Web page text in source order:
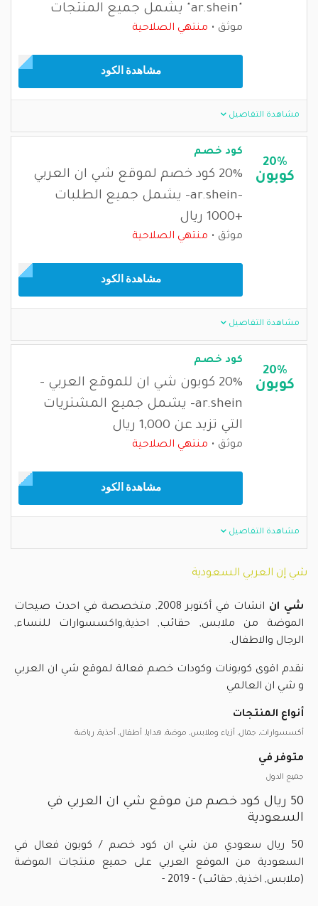
"ar.shein" يشمل جميع المنتجات
موثق منتهي الصلاحية
مشاهدة الكود
مشاهدة التفاصيل
20%
كوبون
كود خصم
20% كود خصم لموقع شي ان العربي
-ar.shein- يشمل جميع الطلبات
+1000 ريال
موثق منتهي الصلاحية
مشاهدة الكود
مشاهدة التفاصيل
20%
كوبون
كود خصم
20% كوبون شي ان للموقع العربي -
ar.shein- يشمل جميع المشتريات
التي تزيد عن 1,000 ريال
موثق منتهي الصلاحية
مشاهدة الكود
مشاهدة التفاصيل
شي إن العربي السعودية
شي ان
انشات في أكتوبر 2008, متخصصة في احدث صيحات
الموضة من ملابس, حقائب, احذية,واكسسوارات للنساء,
الرجال والاطفال.
نقدم اقوى كوبونات وكودات خصم فعالة لموقع شي ان العربي
و شي ان العالمي
أنواع المنتجات
أكسسوارات, جمال, أزياء وملابس, موضة, هدايا, أطفال, أحذية, رياضة
متوفر في
جميع الدول
50 ريال كود خصم من موقع شي ان العربي في
السعودية
50 ريال سعودي من شي ان كود خصم / كوبون فعال في
السعودية من الموقع العربي على حميع منتجات الموضة
(ملابس, اخذية, حقائب) - 2019 -